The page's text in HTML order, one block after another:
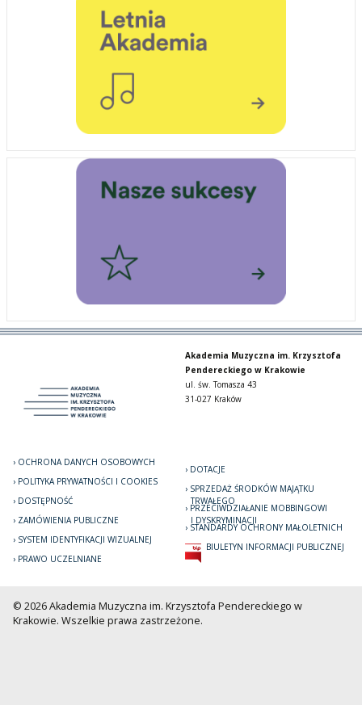
Akademia Muzyczna im. Krzysztofa
Pendereckiego w Krakowie
ul. św. Tomasza 43
31-027 Kraków
OCHRONA DANYCH OSOBOWYCH
POLITYKA PRYWATNOŚCI I COOKIES
DOSTĘPNOŚĆ
ZAMÓWIENIA PUBLICZNE
SYSTEM IDENTYFIKACJI WIZUALNEJ
PRAWO UCZELNIANE
DOTACJE
SPRZEDAŻ ŚRODKÓW MAJĄTKU
TRWAŁEGO
PRZECIWDZIAŁANIE MOBBINGOWI
I DYSKRYMINACJI
STANDARDY OCHRONY MAŁOLETNICH
BIULETYN INFORMACJI PUBLICZNEJ
© 2026 Akademia Muzyczna im. Krzysztofa Pendereckiego w
Krakowie. Wszelkie prawa zastrzeżone.